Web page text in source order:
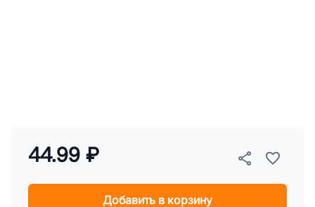
44.99 ₽
Добавить в корзину